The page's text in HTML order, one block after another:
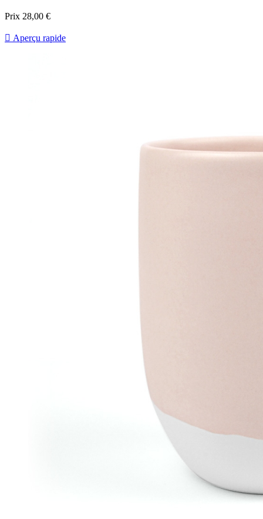
Prix 28,00 €
 Aperçu rapide